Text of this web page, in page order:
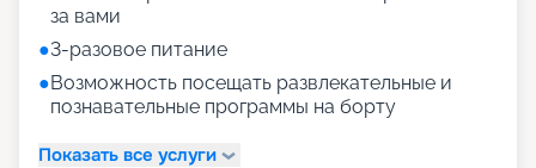
за вами
●3-разовое питание
●Возможность посещать развлекательные и
познавательные программы на борту
Показать все услуги